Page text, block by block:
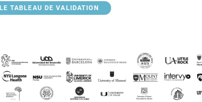
TABLEAU DE VALIDATION